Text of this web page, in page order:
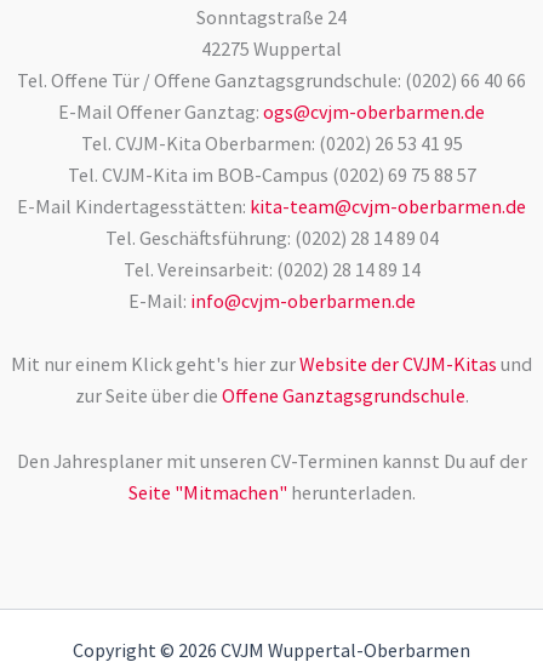
Sonntagstraße 24
42275 Wuppertal
Tel. Offene Tür / Offene Ganztagsgrundschule: (0202) 66 40 66
E-Mail Offener Ganztag: ogs@cvjm-oberbarmen.de
Tel. CVJM-Kita Oberbarmen: (0202) 26 53 41 95
Tel. CVJM-Kita im BOB-Campus (0202) 69 75 88 57
E-Mail Kindertagesstätten: kita-team@cvjm-oberbarmen.de
Tel. Geschäftsführung: (0202) 28 14 89 04
Tel. Vereinsarbeit: (0202) 28 14 89 14
E-Mail: info@cvjm-oberbarmen.de
Mit nur einem Klick geht's hier zurWebsite der CVJM-Kitas und
zur Seite über die Offene Ganztagsgrundschule.
Den Jahresplaner mit unseren CV-Terminen kannst Du auf der
Seite "Mitmachen" herunterladen.
Copyright © 2026 CVJM Wuppertal-Oberbarmen